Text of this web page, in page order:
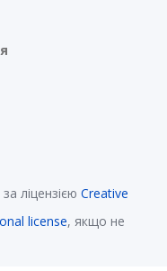
ліцензією Creative
license, якщо не